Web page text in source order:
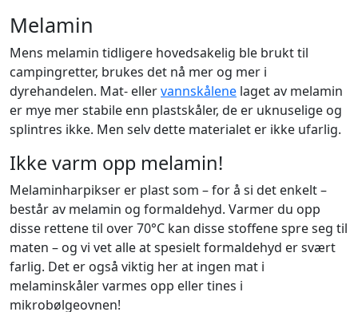
Melamin
Mens melamin tidligere hovedsakelig ble brukt til
campingretter, brukes det nå mer og mer i
dyrehandelen. Mat- ellervannskålene laget av melamin
er mye mer stabile enn plastskåler, de er uknuselige og
splintres ikke. Men selv dette materialet er ikke ufarlig.
Ikke varm opp melamin!
Melaminharpikser er plast som – for å si det enkelt –
består av melamin og formaldehyd. Varmer du opp
disse rettene til over 70°C kan disse stoffene spre seg til
maten – og vi vet alle at spesielt formaldehyd er svært
farlig. Det er også viktig her at ingen mat i
melaminskåler varmes opp eller tines i
mikrobølgeovnen!